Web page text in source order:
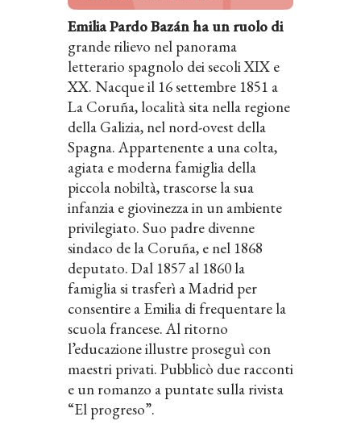
Emilia Pardo Bazán ha un ruolo di
grande rilievo nel panorama
letterario spagnolo dei secoli XIX e
XX. Nacque il 16 settembre 1851 a
La Coruña, località sita nella regione
della Galizia, nel nord-ovest della
Spagna. Appartenente a una colta,
agiata e moderna famiglia della
piccola nobiltà, trascorse la sua
infanzia e giovinezza in un ambiente
privilegiato. Suo padre divenne
sindaco de la Coruña, e nel 1868
deputato. Dal 1857 al 1860 la
famiglia si trasferì a Madrid per
consentire a Emilia di frequentare la
scuola francese. Al ritorno
l’educazione illustre proseguì con
maestri privati. Pubblicò due racconti
e un romanzo a puntate sulla rivista
“El progreso”.